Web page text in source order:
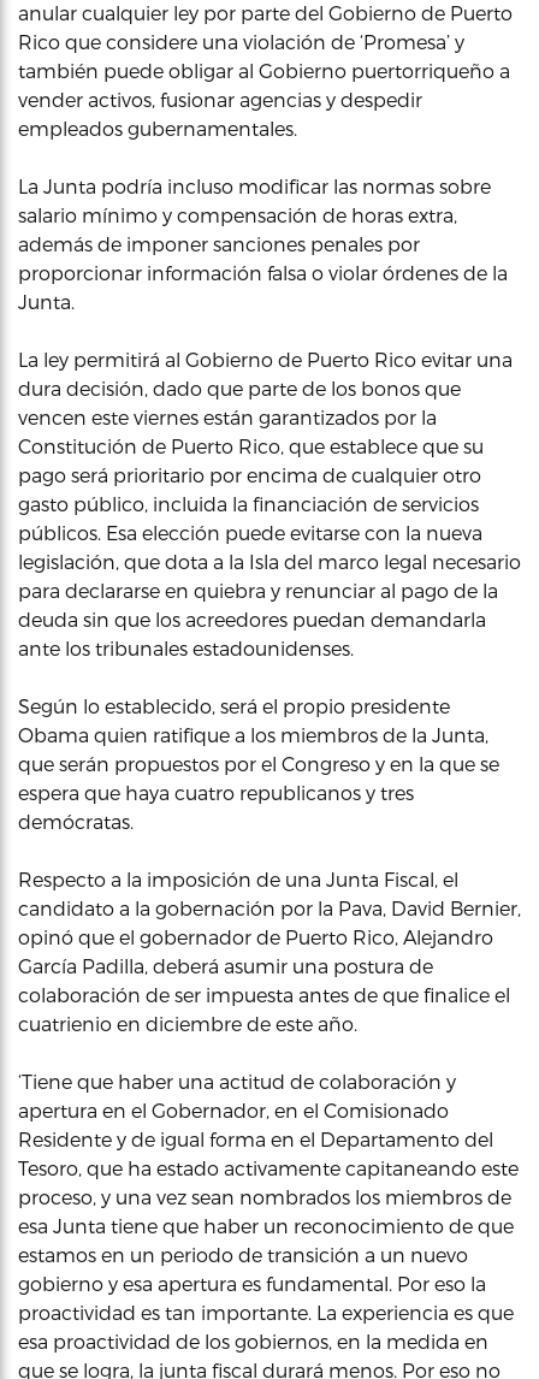
anular cualquier ley por parte del Gobierno de Puerto
Rico que considere una violación de ‘Promesa’ y
también puede obligar al Gobierno puertorriqueño a
vender activos, fusionar agencias y despedir
empleados gubernamentales.
La Junta podría incluso modificar las normas sobre
salario mínimo y compensación de horas extra,
además de imponer sanciones penales por
proporcionar información falsa o violar órdenes de la
Junta.
La ley permitirá al Gobierno de Puerto Rico evitar una
dura decisión, dado que parte de los bonos que
vencen este viernes están garantizados por la
Constitución de Puerto Rico, que establece que su
pago será prioritario por encima de cualquier otro
gasto público, incluida la financiación de servicios
públicos. Esa elección puede evitarse con la nueva
legislación, que dota a la Isla del marco legal necesario
para declararse en quiebra y renunciar al pago de la
deuda sin que los acreedores puedan demandarla
ante los tribunales estadounidenses.
Según lo establecido, será el propio presidente
Obama quien ratifique a los miembros de la Junta,
que serán propuestos por el Congreso y en la que se
espera que haya cuatro republicanos y tres
demócratas.
Respecto a la imposición de una Junta Fiscal, el
candidato a la gobernación por la Pava, David Bernier,
opinó que el gobernador de Puerto Rico, Alejandro
García Padilla, deberá asumir una postura de
colaboración de ser impuesta antes de que finalice el
cuatrienio en diciembre de este año.
‘Tiene que haber una actitud de colaboración y
apertura en el Gobernador, en el Comisionado
Residente y de igual forma en el Departamento del
Tesoro, que ha estado activamente capitaneando este
proceso, y una vez sean nombrados los miembros de
esa Junta tiene que haber un reconocimiento de que
estamos en un periodo de transición a un nuevo
gobierno y esa apertura es fundamental. Por eso la
proactividad es tan importante. La experiencia es que
esa proactividad de los gobiernos, en la medida en
que se logra, la junta fiscal durará menos. Por eso no